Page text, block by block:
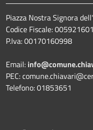
Piazza Nostra Signora
Codice Fiscale:
P.Iva: 00170160998
Email:
PEC:
Telefono: 01853651